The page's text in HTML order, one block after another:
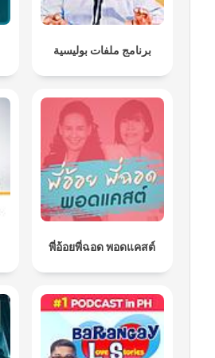
برنامج ملفات بوليسية
พี่อ้อยพี่ฉอด พอดแคสต์